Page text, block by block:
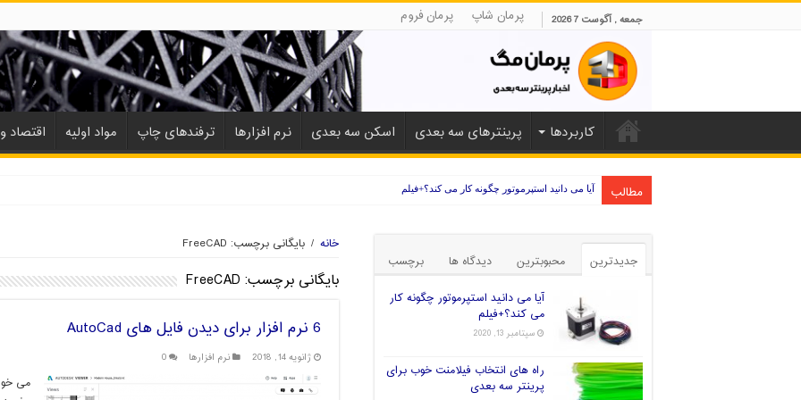
جمعه , آگوست 7 2026 پرمان شاپ پرمان فروم
کاربردها پرینترهای سه بعدی اسکن سه بعدی نرم افزارها ترفندهای چاپ مواد اولیه اقتصاد
مطالب آیا می دانید استپرموتور چگونه کار می کند؟+فیلم
خانه / بایگانی برچسب: FreeCAD
بایگانی برچسب: FreeCAD
6 نرم افزار برای دیدن فایل های AutoCad
ژانویه 14, 2018 نرم افزارها 0
می
جدیدترین محبوبترین دیدگاه ها برچسب
آیا می دانید استپرموتور چگونه کار
می کند؟+فیلم
سپتامبر 13, 2020
راه های انتخاب فیلامنت خوب برای
پرینتر سه بعدی